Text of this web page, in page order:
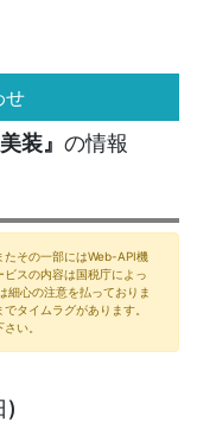
せ
装』 の情報
たその一部にはWeb-API機
スの内容は国税庁によっ
細心の注意を払っておりま
タイムラグがあります。
い。
)